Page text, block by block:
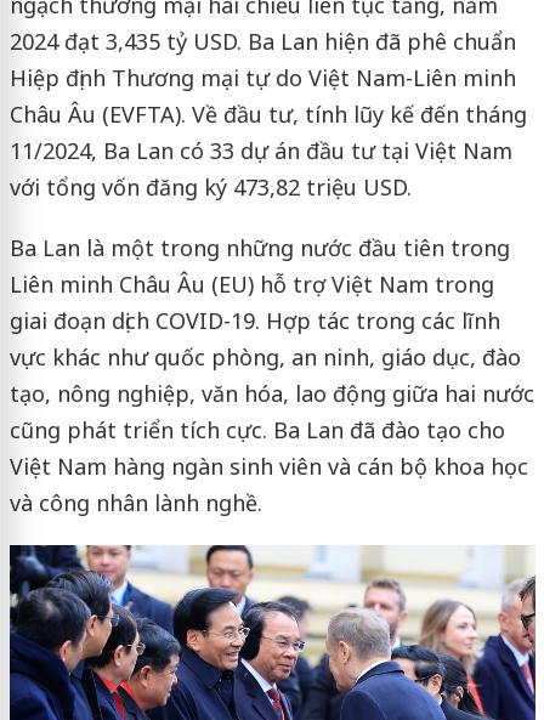
2024 đạt 3,435 tỷ USD. Ba Lan hiện đã phê chuẩn
Hiệp định Thương mại tự do Việt Nam-Liên minh
Châu Âu (EVFTA). Về đầu tư, tính lũy kế đến tháng
11/2024, Ba Lan có 33 dự án đầu tư tại Việt Nam
với tổng vốn đăng ký 473,82 triệu USD.
Ba Lan là một trong những nước đầu tiên trong
Liên minh Châu Âu (EU) hỗ trợ Việt Nam trong
giai đoạn dịch COVID-19. Hợp tác trong các lĩnh
vực khác như quốc phòng, an ninh, giáo dục, đào
tạo, nông nghiệp, văn hóa, lao động giữa hai nước
cũng phát triển tích cực. Ba Lan đã đào tạo cho
Việt Nam hàng ngàn sinh viên và cán bộ khoa học
và công nhân lành nghề.